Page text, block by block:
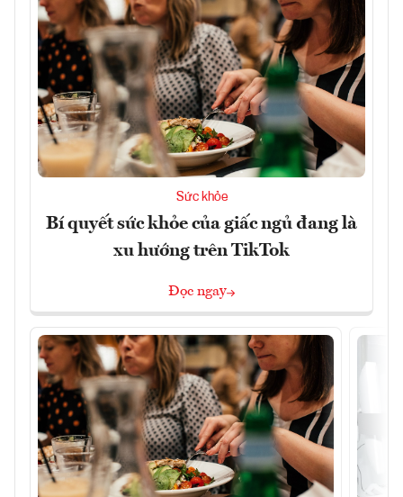
Sức khỏe
Bí quyết sức khỏe của giấc ngủ đang là
xu hướng trên TikTok
Đọc ngay